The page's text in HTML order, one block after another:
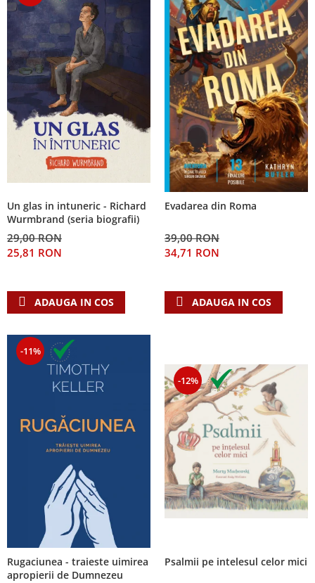
Un glas in intuneric - Richard
Wurmbrand (seria biografii)
29,00 RON
25,81 RON
ADAUGA IN COS
Evadarea din Roma
39,00 RON
34,71 RON
ADAUGA IN COS
-11%
Rugaciunea - traieste uimirea
apropierii de Dumnezeu
-12%
Psalmii pe intelesul celor mici